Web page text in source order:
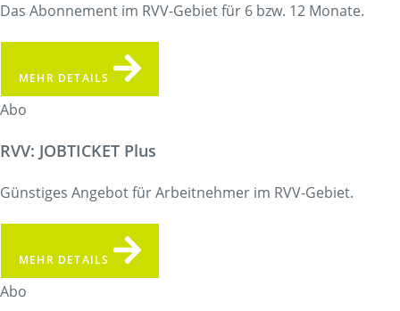
Das Abonnement im RVV-Gebiet für 6 bzw. 12 Monate.
MEHR DETAILS
Abo
RVV: JOBTICKET Plus
Günstiges Angebot für Arbeitnehmer im RVV-Gebiet.
MEHR DETAILS
Abo